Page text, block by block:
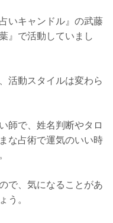
いキャンドル』の武藤
』で活動していまし
活動スタイルは変わら
師で、姓名判断やタロ
な占術で運気のいい時
で、気になることがあ
う。